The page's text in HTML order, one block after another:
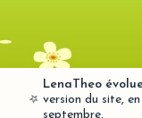
⭐
LenaTheo
version du site,
septembre.